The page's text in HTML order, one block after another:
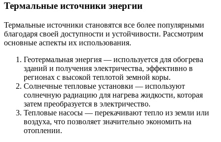
Термальные источники энергии
Термальные источники становятся все более популярными
благодаря своей доступности и устойчивости. Рассмотрим
основные аспекты их использования.
Геотермальная энергия — используется для обогрева
зданий и получения электричества, эффективно в
регионах с высокой теплотой земной коры.
Солнечные тепловые установки — используют
солнечную радиацию для нагрева жидкости, которая
затем преобразуется в электричество.
Тепловые насосы — перекачивают тепло из земли или
воздуха, что позволяет значительно экономить на
отоплении.